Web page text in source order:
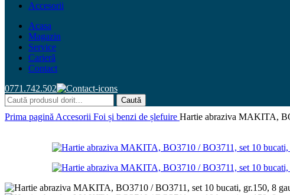
Accesorii
Acasa
Magazin
Service
Carieră
Contact
0771.742.502
Caută
Prima pagină Accesorii Foi și benzi de șlefuire Hartie abraziva MAKITA,